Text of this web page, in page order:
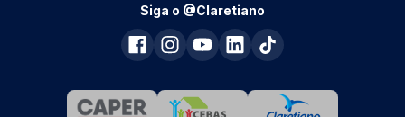
Siga o @Claretiano